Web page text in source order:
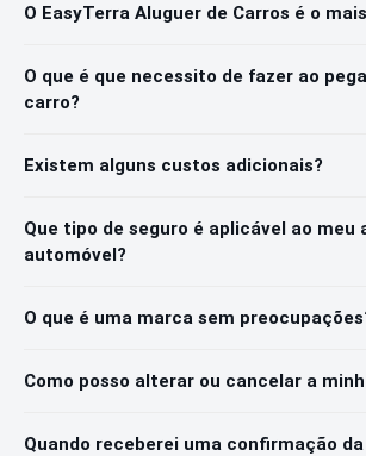
O EasyTerra Aluguer de Carros é o
O que é que necessito de fazer ao
carro?
Existem alguns custos adicionais?
Que tipo de seguro é aplicável ao meu
automóvel?
O que é uma marca sem
Como posso alterar ou cancelar a
Quando receberei uma confirmação